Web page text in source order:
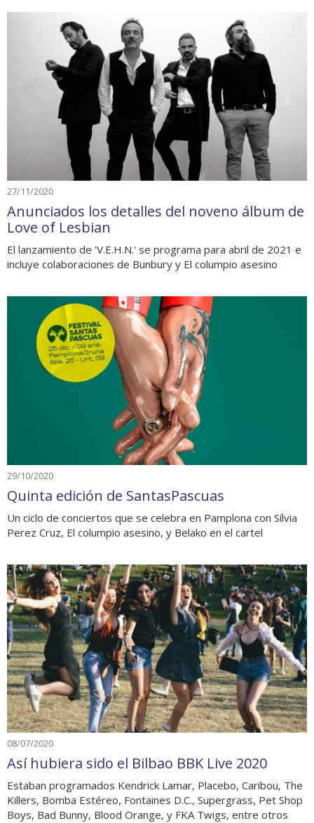
27/11/2020
Anunciados los detalles del noveno álbum de
Love of Lesbian
El lanzamiento de 'V.E.H.N.' se programa para abril de 2021 e
incluye colaboraciones de Bunbury y El columpio asesino
29/10/2020
Quinta edición de SantasPascuas
Un ciclo de conciertos que se celebra en Pamplona con Sílvia
Perez Cruz, El columpio asesino, y Belako en el cartel
08/07/2020
Así hubiera sido el Bilbao BBK Live 2020
Estaban programados Kendrick Lamar, Placebo, Caribou, The
Killers, Bomba Estéreo, Fontaines D.C., Supergrass, Pet Shop
Boys, Bad Bunny, Blood Orange, y FKA Twigs, entre otros